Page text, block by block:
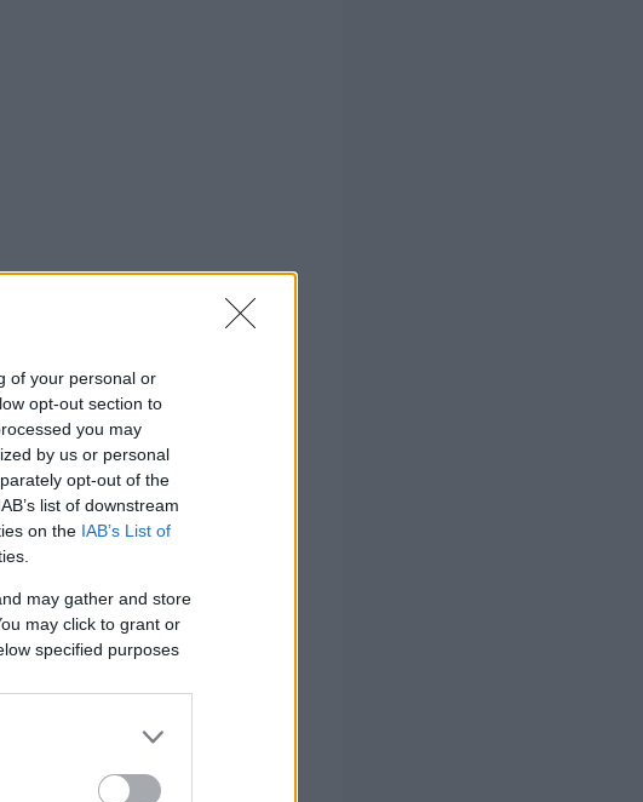
of your personal or
opt-out section to
you may
by us or personal
opt-out of the
list of downstream
on the IAB’s List of
may gather and store
may click to grant or
specified purposes